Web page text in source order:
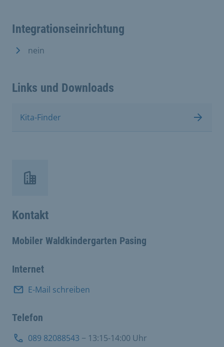
Integrationseinrichtung
nein
Links und Downloads
Kita-Finder
Kontakt
Mobiler Waldkindergarten Pasing
Internet
E-Mail schreiben
Telefon
089 82088543 − 13:15-14:00 Uhr